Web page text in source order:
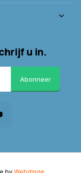
u in.
Abonneer
by Webdinge